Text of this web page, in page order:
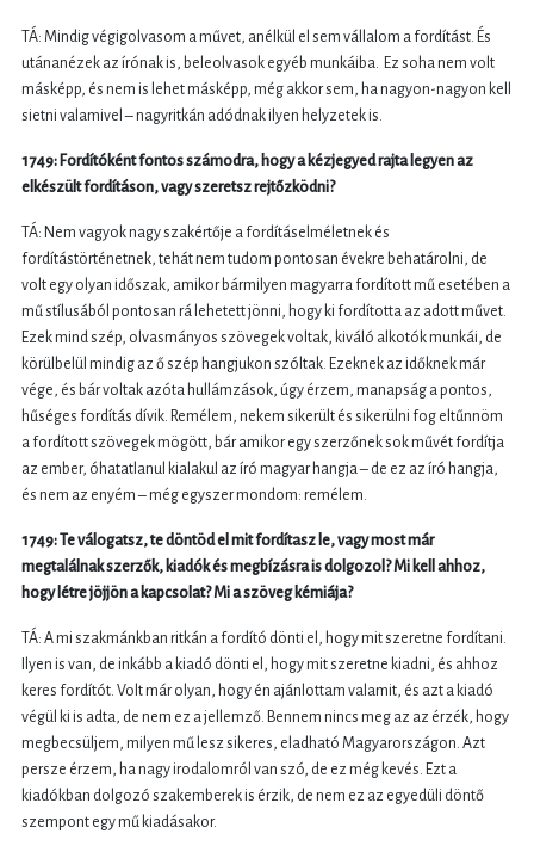
TÁ: Mindig végigolvasom a művet, anélkül el sem vállalom a fordítást. És
utánanézek az írónak is, beleolvasok egyéb munkáiba. Ez soha nem volt
másképp, és nem is lehet másképp, még akkor sem, ha nagyon-nagyon kell
sietni valamivel – nagyritkán adódnak ilyen helyzetek is.
1749: Fordítóként fontos számodra, hogy a kézjegyed rajta legyen az
elkészült fordításon, vagy szeretsz rejtőzködni?
TÁ: Nem vagyok nagy szakértője a fordításelméletnek és
fordítástörténetnek, tehát nem tudom pontosan évekre behatárolni, de
volt egy olyan időszak, amikor bármilyen magyarra fordított mű esetében a
mű stílusából pontosan rá lehetett jönni, hogy ki fordította az adott művet.
Ezek mind szép, olvasmányos szövegek voltak, kiváló alkotók munkái, de
körülbelül mindig az ő szép hangjukon szóltak. Ezeknek az időknek már
vége, és bár voltak azóta hullámzások, úgy érzem, manapság a pontos,
hűséges fordítás dívik. Remélem, nekem sikerült és sikerülni fog eltűnnöm
a fordított szövegek mögött, bár amikor egy szerzőnek sok művét fordítja
az ember, óhatatlanul kialakul az író magyar hangja – de ez az író hangja,
és nem az enyém – még egyszer mondom: remélem.
1749: Te válogatsz, te döntöd el mit fordítasz le, vagy most már
megtalálnak szerzők, kiadók és megbízásra is dolgozol? Mi kell ahhoz,
hogy létre jöjjön a kapcsolat? Mi a szöveg kémiája?
TÁ: A mi szakmánkban ritkán a fordító dönti el, hogy mit szeretne fordítani.
Ilyen is van, de inkább a kiadó dönti el, hogy mit szeretne kiadni, és ahhoz
keres fordítót. Volt már olyan, hogy én ajánlottam valamit, és azt a kiadó
végül ki is adta, de nem ez a jellemző. Bennem nincs meg az az érzék, hogy
megbecsüljem, milyen mű lesz sikeres, eladható Magyarországon. Azt
persze érzem, ha nagy irodalomról van szó, de ez még kevés. Ezt a
kiadókban dolgozó szakemberek is érzik, de nem ez az egyedüli döntő
szempont egy mű kiadásakor.